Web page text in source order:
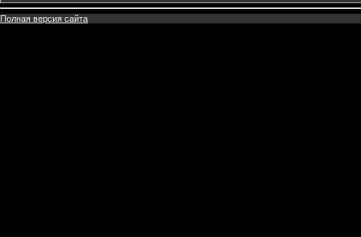
Полная версия сайта